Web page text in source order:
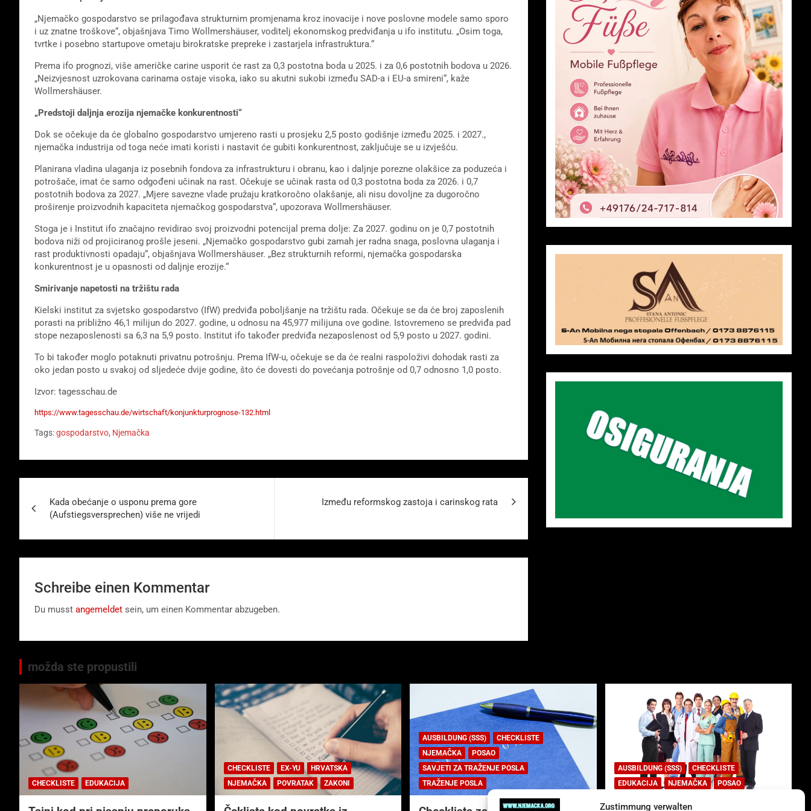
Zustimmung verwalten
„Njemačko gospodarstvo se prilagođava strukturnim promjenama kroz inovacije i nove poslovne modele samo sporo
i uz znatne troškove“, objašnjava Timo Wollmershäuser, voditelj ekonomskog predviđanja u ifo institutu. „Osim toga,
tvrtke i posebno startupove ometaju birokratske prepreke i zastarjela infrastruktura.“
Prema ifo prognozi, više američke carine usporit će rast za 0,3 postotna boda u 2025. i za 0,6 postotnih bodova u 2026.
„Neizvjesnost uzrokovana carinama ostaje visoka, iako su akutni sukobi između SAD-a i EU-a smireni“, kaže
Wollmershäuser.
„Predstoji daljnja erozija njemačke konkurentnosti“
Dok se očekuje da će globalno gospodarstvo umjereno rasti u prosjeku 2,5 posto godišnje između 2025. i 2027.,
njemačka industrija od toga neće imati koristi i nastavit će gubiti konkurentnost, zaključuje se u izvješću.
Planirana vladina ulaganja iz posebnih fondova za infrastrukturu i obranu, kao i daljnje porezne olakšice za poduzeća i
potrošače, imat će samo odgođeni učinak na rast. Očekuje se učinak rasta od 0,3 postotna boda za 2026. i 0,7
postotnih bodova za 2027. „Mjere savezne vlade pružaju kratkoročno olakšanje, ali nisu dovoljne za dugoročno
proširenje proizvodnih kapaciteta njemačkog gospodarstva“, upozorava Wollmershäuser.
Stoga je i Institut ifo značajno revidirao svoj proizvodni potencijal prema dolje: Za 2027. godinu on je 0,7 postotnih
bodova niži od projiciranog prošle jeseni. „Njemačko gospodarstvo gubi zamah jer radna snaga, poslovna ulaganja i
rast produktivnosti opadaju“, objašnjava Wollmershäuser. „Bez strukturnih reformi, njemačka gospodarska
konkurentnost je u opasnosti od daljnje erozije.“
Smirivanje napetosti na tržištu rada
Kielski institut za svjetsko gospodarstvo (IfW) predviđa poboljšanje na tržištu rada. Očekuje se da će broj zaposlenih
porasti na približno 46,1 milijun do 2027. godine, u odnosu na 45,977 milijuna ove godine. Istovremeno se predviđa pad
stope nezaposlenosti sa 6,3 na 5,9 posto. Institut ifo također predviđa nezaposlenost od 5,9 posto u 2027. godini.
To bi također moglo potaknuti privatnu potrošnju. Prema IfW-u, očekuje se da će realni raspoloživi dohodak rasti za
oko jedan posto u svakoj od sljedeće dvije godine, što će dovesti do povećanja potrošnje od 0,7 odnosno 1,0 posto.
Izvor: tagesschau.de
https://www.tagesschau.de/wirtschaft/konjunkturprognose-132.html
Tags:gospodarstvo, Njemačka
Kada obećanje o usponu prema gore
(Aufstiegsversprechen) više ne vrijedi
Između reformskog zastoja i carinskog rata
Schreibe einen Kommentar
Du musst angemeldet sein, um einen Kommentar abzugeben.
možda ste propustili
CHECKLISTE EDUKACIJA
CHECKLISTE EX-YU
HRVATSKA
NJEMAČKA
POVRATAK ZAKONI
AUSBILDUNG (SSS)
CHECKLISTE
NJEMAČKA
POSAO
SAVJETI ZA TRAŽENJE POSLA
TRAŽENJE POSLA
AUSBILDUNG (SSS)
CHECKLISTE
EDUKACIJA
NJEMAČKA POSAO